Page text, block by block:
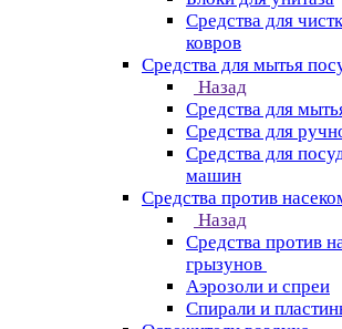
Средства для
ковров
Средства для мытья
Назад
Средства для
Средства для
Средства для
машин
Средства против
Назад
Средства против
грызунов
Аэрозоли и спреи
Спирали и